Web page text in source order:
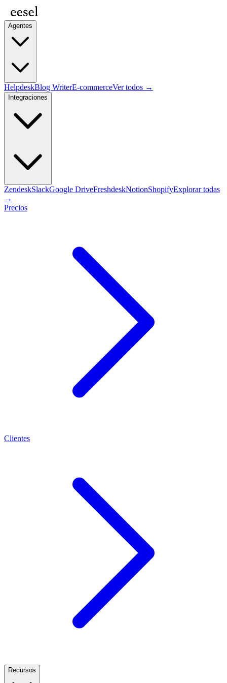
Agentes
HelpdeskBlog WriterE-commerceVer todos →
Integraciones
ZendeskSlackGoogle DriveFreshdeskNotionShopifyExplorar todas
→
Precios
Clientes
Recursos